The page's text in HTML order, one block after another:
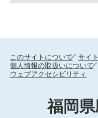
このサイトについて
サイ
個人情報の取扱いについて
ウェブアクセシビリティ
福岡